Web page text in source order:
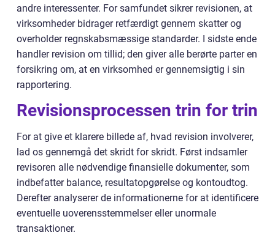
andre interessenter. For samfundet sikrer revisionen, at
virksomheder bidrager retfærdigt gennem skatter og
overholder regnskabsmæssige standarder. I sidste ende
handler revision om tillid; den giver alle berørte parter en
forsikring om, at en virksomhed er gennemsigtig i sin
rapportering.
Revisionsprocessen trin for trin
For at give et klarere billede af, hvad revision involverer,
lad os gennemgå det skridt for skridt. Først indsamler
revisoren alle nødvendige finansielle dokumenter, som
indbefatter balance, resultatopgørelse og kontoudtog.
Derefter analyserer de informationerne for at identificere
eventuelle uoverensstemmelser eller unormale
transaktioner.